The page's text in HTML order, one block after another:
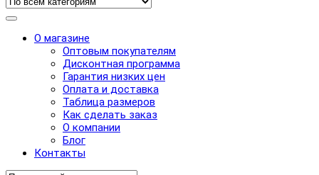
О магазине
Оптовым покупателям
Дисконтная программа
Гарантия низких цен
Оплата и доставка
Таблица размеров
Как сделать заказ
О компании
Блог
Контакты